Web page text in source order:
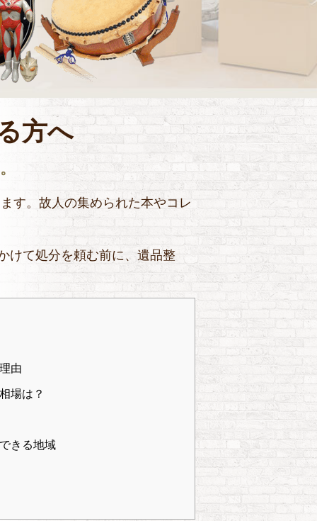
方へ
す。故人の集められた本やコレ
けて処分を頼む前に、遺品整
由
場は？
きる地域